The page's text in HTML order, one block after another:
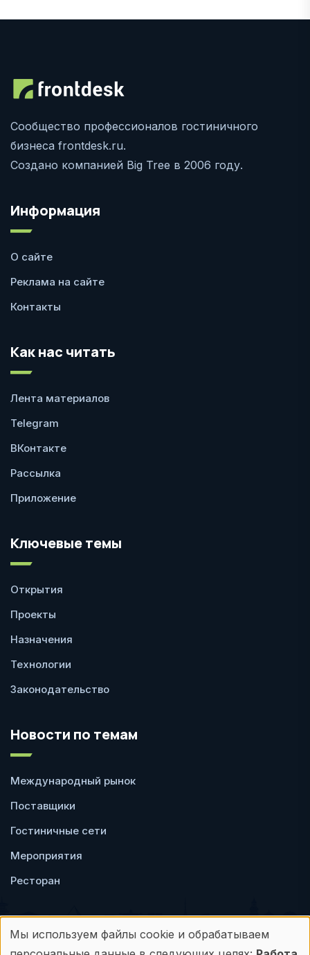
Сообщество профессионалов гостиничного
бизнеса frontdesk.ru.
Создано компанией Big Tree в 2006 году.
Информация
О сайте
Реклама на сайте
Контакты
Как нас читать
Лента материалов
Telegram
ВКонтакте
Рассылка
Приложение
Ключевые темы
Открытия
Проекты
Назначения
Технологии
Законодательство
Новости по темам
Международный рынок
Поставщики
Гостиничные сети
Мероприятия
Ресторан
Мы используем файлы cookie и обрабатываем